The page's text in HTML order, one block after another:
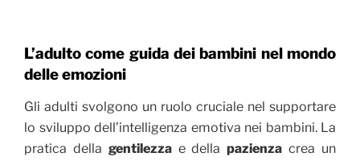
L’adulto come guida dei bambini nel mondo
delle emozioni
Gli adulti svolgono un ruolo cruciale nel supportare
lo sviluppo dell’intelligenza emotiva nei bambini. La
pratica della gentilezzae dellapazienza crea un